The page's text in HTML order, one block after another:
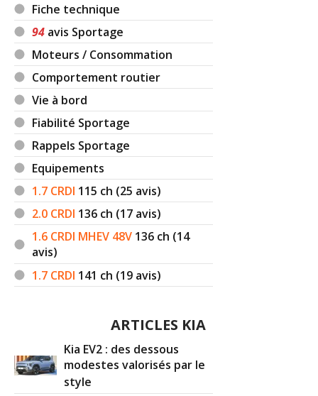
Fiche technique
94 avis Sportage
Moteurs / Consommation
Comportement routier
Vie à bord
Fiabilité Sportage
Rappels Sportage
Equipements
1.7 CRDI 115 ch (25 avis)
2.0 CRDI 136 ch (17 avis)
1.6 CRDI MHEV 48V 136 ch (14
avis)
1.7 CRDI 141 ch (19 avis)
ARTICLES KIA
Kia EV2 : des dessous
modestes valorisés par le
style